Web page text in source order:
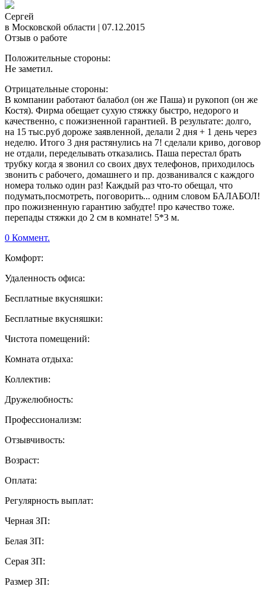
Сергей
в Московской области | 07.12.2015
Отзыв о работе
Положительные стороны:
Не заметил.
Отрицательные стороны:
В компании работают балабол (он же Паша) и рукопоп (он же
Костя). Фирма обещает сухую стяжку быстро, недорого и
качественно, с пожизненной гарантией. В результате: долго,
на 15 тыс.руб дороже заявленной, делали 2 дня + 1 день через
неделю. Итого 3 дня растянулись на 7! сделали криво, договор
не отдали, переделывать отказались. Паша перестал брать
трубку когда я звонил со своих двух телефонов, приходилось
звонить с рабочего, домашнего и пр. дозванивался с каждого
номера только один раз! Каждый раз что-то обещал, что
подумать,посмотреть, поговорить... одним словом БАЛАБОЛ!
про пожизненную гарантию забудте! про качество тоже.
перепады стяжки до 2 см в комнате! 5*3 м.
0 Коммент.
Комфорт:
Удаленность офиса:
Бесплатные вкусняшки:
Бесплатные вкусняшки:
Чистота помещений:
Комната отдыха:
Коллектив:
Дружелюбность:
Профессионализм:
Отзывчивость:
Возраст:
Оплата:
Регулярность выплат:
Черная ЗП:
Белая ЗП:
Серая ЗП:
Размер ЗП: